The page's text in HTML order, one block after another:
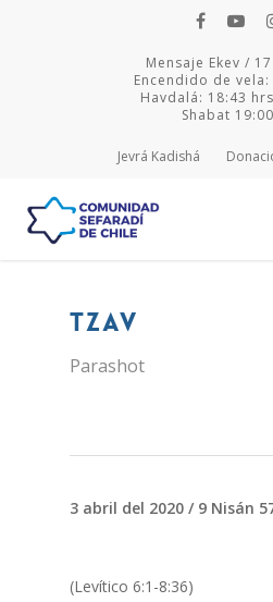
Mensaje Ekev /
Encendido de
Havdalá: 18:43
Shabat
Jevrá Kadishá
Hit enter to search or ESC to
Tzav
Parashot
3 abril del 2020 / 9 Nisán
(Levítico 6:1-8:36)